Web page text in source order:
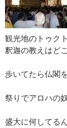
観光地のトゥク
釈迦の教えはど
歩いてたら仏閣
祭りでアロハの
盛大に何してる